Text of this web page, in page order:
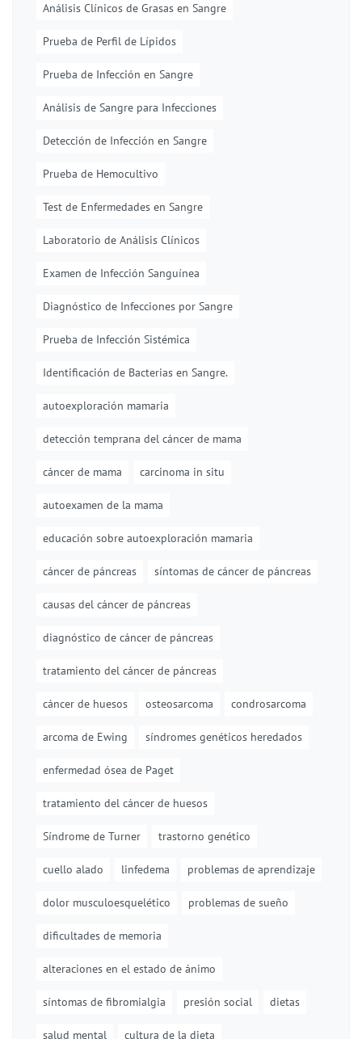
Análisis Clínicos de Grasas en Sangre
Prueba de Perfil de Lípidos
Prueba de Infección en Sangre
Análisis de Sangre para Infecciones
Detección de Infección en Sangre
Prueba de Hemocultivo
Test de Enfermedades en Sangre
Laboratorio de Análisis Clínicos
Examen de Infección Sanguínea
Diagnóstico de Infecciones por Sangre
Prueba de Infección Sistémica
Identificación de Bacterias en Sangre.
autoexploración mamaria
detección temprana del cáncer de mama
cáncer de mama carcinoma in situ
autoexamen de la mama
educación sobre autoexploración mamaria
cáncer de páncreas síntomas de cáncer de páncreas
causas del cáncer de páncreas
diagnóstico de cáncer de páncreas
tratamiento del cáncer de páncreas
cáncer de huesos osteosarcoma condrosarcoma
arcoma de Ewing síndromes genéticos heredados
enfermedad ósea de Paget
tratamiento del cáncer de huesos
Síndrome de Turner trastorno genético
cuello alado linfedema problemas de aprendizaje
dolor musculoesquelético problemas de sueño
dificultades de memoria
alteraciones en el estado de ánimo
síntomas de fibromialgia presión social dietas
salud mental cultura de la dieta